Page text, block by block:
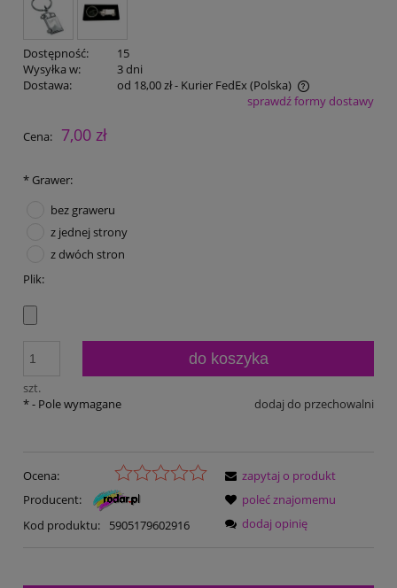
Dostępność:
15
Wysyłka w:
3 dni
Dostawa:
od 18,00 zł- Kurier FedEx(Polska)
Cena nie zawiera ewentualnych kosztów płatnościsprawdź formy dostawy
Cena: 7,00 zł
* Grawer:
bez graweru
z jednej strony
z dwóch stron
Plik:
szt.
do koszyka
dodaj do przechowalni
*- Pole wymagane
Ocena:
Producent:
Kod produktu:
5905179602916
zapytaj o produkt
poleć znajomemu
dodaj opinię